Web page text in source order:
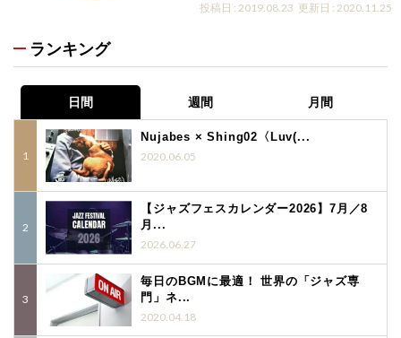
投稿日 : 2019.08.23 更新日 : 2020.11.25
ランキング
日間 週間 月間
Nujabes × Shing02〈Luv(...
2020.06.05
【ジャズフェスカレンダー2026】7月／8
月...
2026.06.27
毎日のBGMに最適！ 世界の「ジャズ専
門」ネ...
2020.04.18